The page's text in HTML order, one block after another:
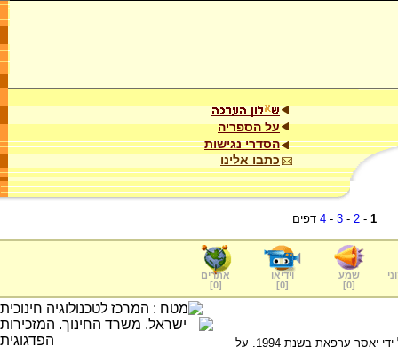
על הספריה
הסדרי נגישות
כתבו אלינו
1
-
2
-
3
-
4 דפים
שמע
[
0
]
וידיאו
[
0
]
אתרים
[
0
]
התנזים, הזרוע הצבאית של הפת"ח, הוקם על ידי יאסר ערפאת בשנת 1994. על